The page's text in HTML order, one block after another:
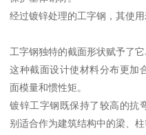
经过镀锌处理的工字钢，其使
工字钢独特的截面形状赋予了它
这种截面设计使材料分布更加
面模量和惯性矩。
镀锌工字钢既保持了较高的抗
别适合作为建筑结构中的梁、柱